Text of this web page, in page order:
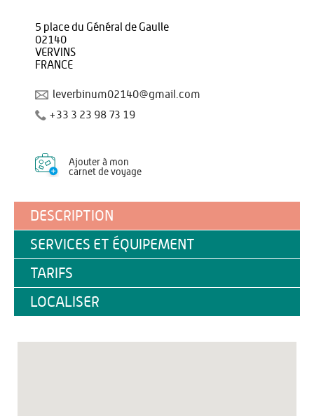
5 place du Général de Gaulle
02140
VERVINS
FRANCE
leverbinum02140@gmail.com
+33 3 23 98 73 19
Ajouter à mon
carnet de voyage
DESCRIPTION
SERVICES ET ÉQUIPEMENT
TARIFS
LOCALISER